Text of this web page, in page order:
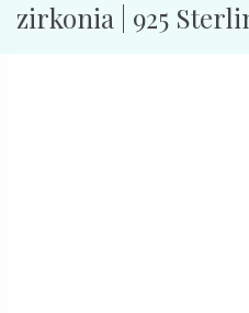
zirkonia | 925